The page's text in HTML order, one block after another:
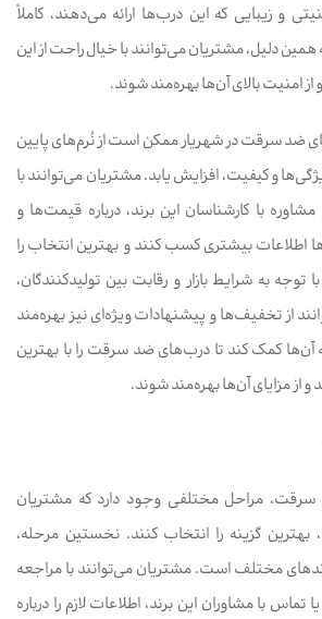
و زیبایی که این درب‌ها ارائه می‌دهند، کاملاً
دلیل، مشتریان می‌توانند با خیال راحت از این
امنیت بالای آن‌ها بهره‌مند شوند.
ضد سرقت در شهریار ممکن است از نُرم‌های پایین
و کیفیت، افزایش یابد. مشتریان می‌توانند با
با کارشناسان این برند، درباره قیمت‌ها و
بیشتری کسب کنند و بهترین انتخاب را
به شرایط بازار و رقابت بین تولیدکنندگان،
از تخفیف‌ها و پیشنهادات ویژه‌ای نیز بهره‌مند
آن‌ها کمک کند تا درب‌های ضد سرقت را با بهترین
از مزایای آن‌ها بهره‌مند شوند.
مراحل مختلفی وجود دارد که مشتریان
بهترین گزینه را انتخاب کنند. نخستین مرحله،
مختلف است. مشتریان می‌توانند با مراجعه
با مشاوران این برند، اطلاعات لازم را درباره